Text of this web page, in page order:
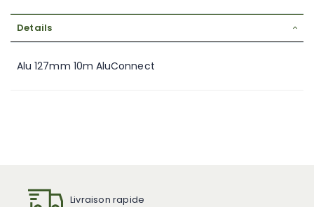
Details
Alu 127mm 10m AluConnect
Livraison rapide